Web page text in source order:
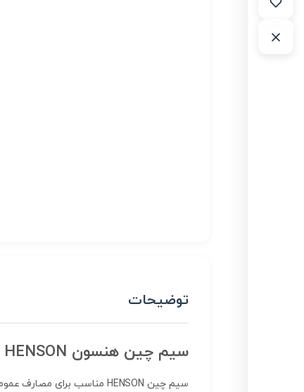
توضیحات
سیم چین هنسون HENSON
سیم چین HENSON مناسب برای مصارف عمومی الکترونیک، دارای سایز 6 اینچ و طول 16 سانتیمتر بوده و از فولاد سختکاری شده ساخته شده است .